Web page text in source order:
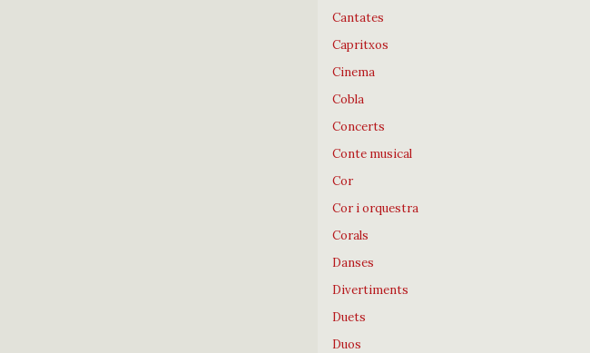
Cantates
Capritxos
Cinema
Cobla
Concerts
Conte musical
Cor
Cor i orquestra
Corals
Danses
Divertiments
Duets
Duos